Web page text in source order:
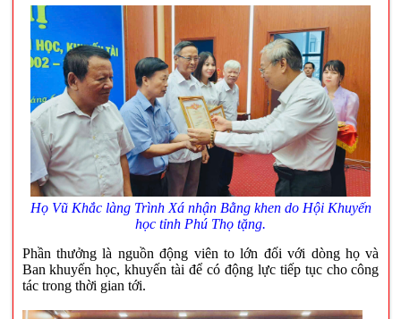
Họ Vũ Khắc làng Trình Xá nhận Bằng khendo Hội Khuyến
học tỉnh Phú Thọ tặng.
Phần thưởng là nguồn động viên to lớn đối với dòng họ và
Ban khuyến học, khuyến tài để có động lực tiếp tục cho công
tác trong thời gian tới.